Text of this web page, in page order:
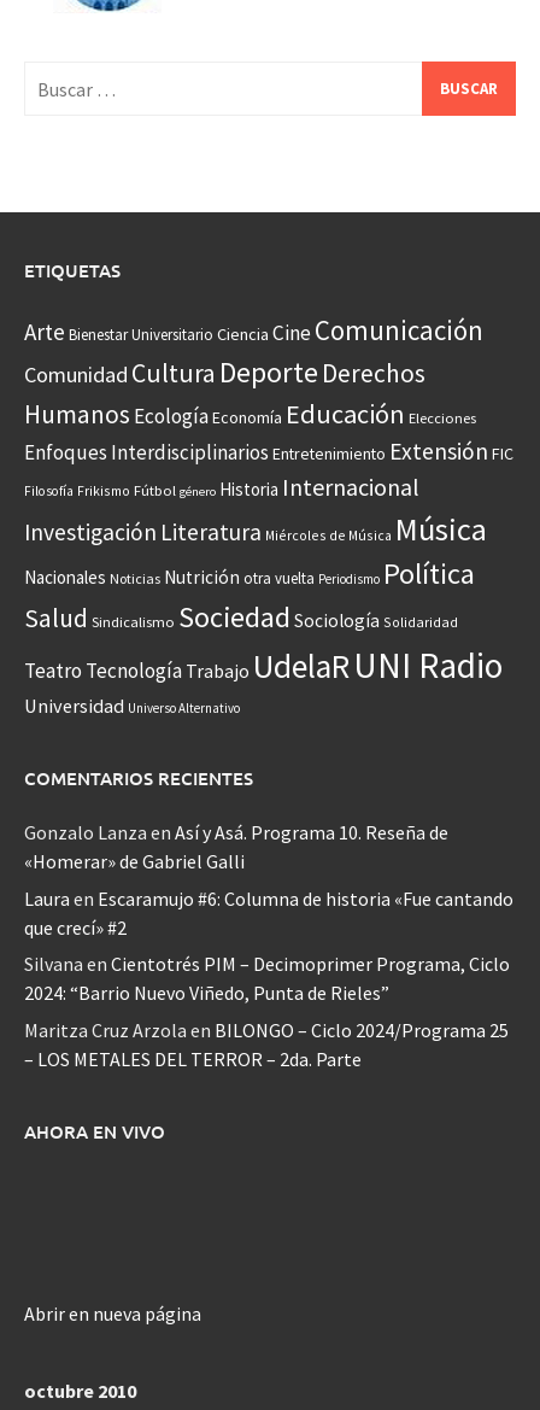
ETIQUETAS
Arte Bienestar Universitario Ciencia CineComunicación
Comunidad Cultura Deporte Derechos
Humanos EcologíaEconomía Educación Elecciones
Enfoques Interdisciplinarios Entretenimiento Extensión FIC
Filosofía Frikismo Fútbol género Historia Internacional
Investigación Literatura Miércoles de Música Música
Nacionales Noticias Nutrición otra vuelta Periodismo Política
Salud Sindicalismo Sociedad Sociología Solidaridad
Teatro Tecnología Trabajo UdelaRUNI Radio
Universidad Universo Alternativo
COMENTARIOS RECIENTES
Gonzalo Lanza en Así y Asá. Programa 10. Reseña de
«Homerar» de Gabriel Galli
Laura en Escaramujo #6: Columna de historia «Fue cantando
que crecí» #2
Silvana en Cientotrés PIM – Decimoprimer Programa, Ciclo
2024: “Barrio Nuevo Viñedo, Punta de Rieles”
Maritza Cruz Arzola en BILONGO – Ciclo 2024/Programa 25
– LOS METALES DEL TERROR – 2da. Parte
AHORA EN VIVO
Abrir en nueva página
octubre 2010